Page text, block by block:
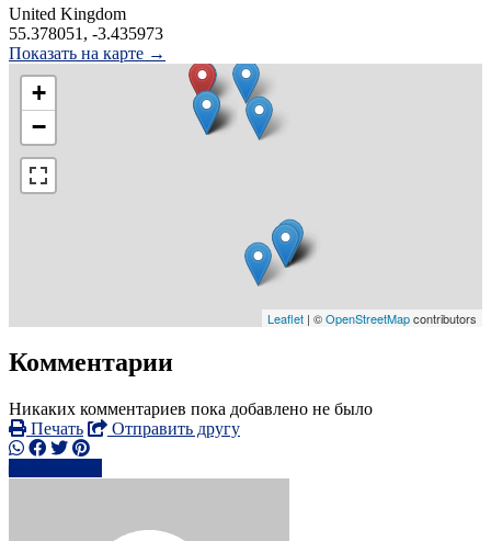
United Kingdom
55.378051, -3.435973
Показать на карте →
+
−
Leaflet | ©OpenStreetMapcontributors
Комментарии
Никаких комментариев пока добавлено не было
Печать
Отправить другу